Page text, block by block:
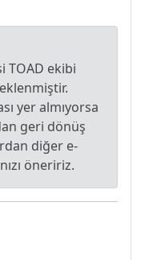
TOAD ekibi
yer almıyorsa
geri dönüş
diğer e-
öneririz.